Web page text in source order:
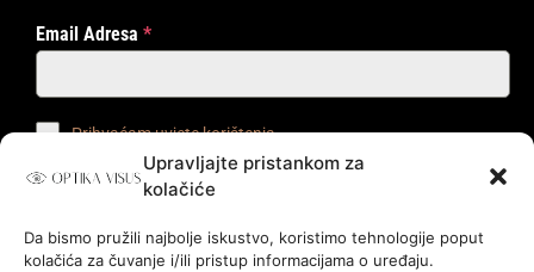
Upravljajte pristankom za
kolačiće
Da bismo pružili najbolje iskustvo, koristimo tehnologije poput
kolačića za čuvanje i/ili pristup informacijama o uređaju.
Email Adresa *
Prihvaćam uvjete korištenja